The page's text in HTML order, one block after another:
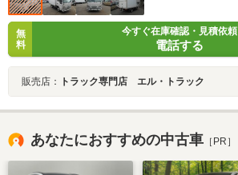
無
料
今すぐ在庫確認・見積依頼
電話する
販売店： トラック専門店 エル・トラック
あなたにおすすめの中古車 ［PR］